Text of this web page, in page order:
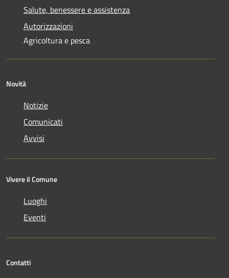
Salute, benessere e assistenza
Autorizzazioni
Agricoltura e pesca
Novità
Notizie
Comunicati
Avvisi
Vivere il Comune
Luoghi
Eventi
Contatti